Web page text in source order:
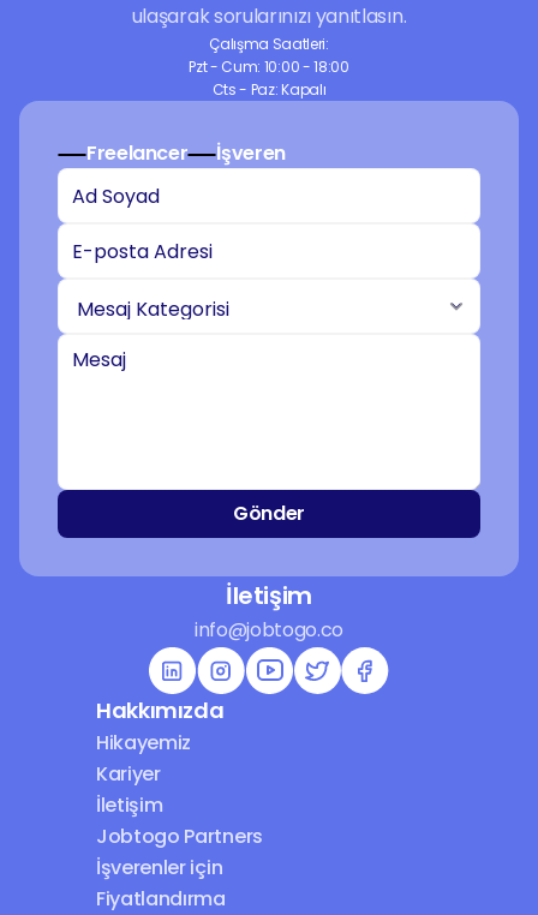
ulaşarak sorularınızı yanıtlasın.
Çalışma Saatleri:
Pzt - Cum: 10:00 - 18:00
Cts - Paz: Kapalı
Freelancer İşveren
Gönder
İletişim
info@jobtogo.co
Hakkımızda
Hikayemiz
Kariyer
İletişim
Jobtogo Partners
İşverenler için
Fiyatlandırma